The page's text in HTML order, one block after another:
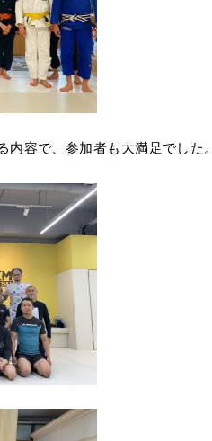
容で、参加者も大満足でした。